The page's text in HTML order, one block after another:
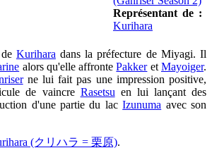
Représentant de :
Kurihara
Kuriharadans la préfecture de Miyagi. Il
alors qu'elle affrontePakkeretMayoiger.
ne lui fait pas une impression positive,
de vaincre Rasetsuen lui lançant des
d'une partie du lacIzunuma avec son
(クリハラ = 栗原).